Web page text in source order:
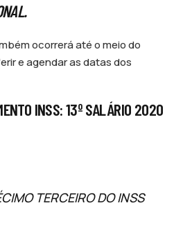
ocorrerá até o meio do
e agendar as datas dos
INSS: 13º SALÁRIO 2020
TERCEIRO DO INSS